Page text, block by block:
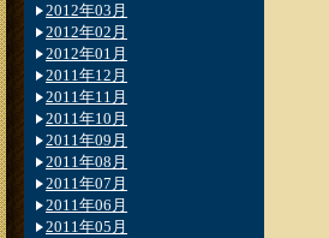
2012年03月
2012年02月
2012年01月
2011年12月
2011年11月
2011年10月
2011年09月
2011年08月
2011年07月
2011年06月
2011年05月